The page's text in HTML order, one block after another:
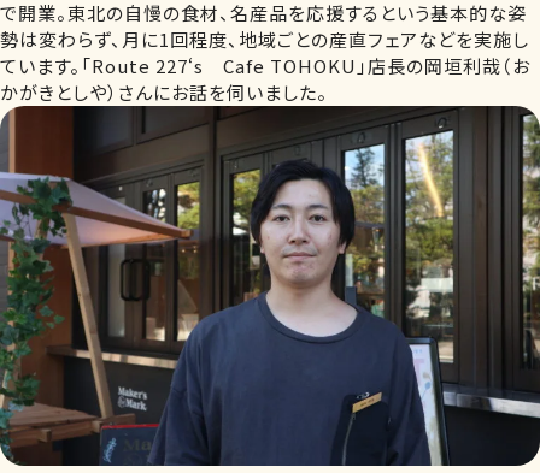
で開業。東北の自慢の食材、名産品を応援するという基本的な姿
勢は変わらず、月に1回程度、地域ごとの産直フェアなどを実施し
ています。「Route 227‘s Cafe TOHOKU」店長の岡垣利哉（お
かがきとしや）さんにお話を伺いました。